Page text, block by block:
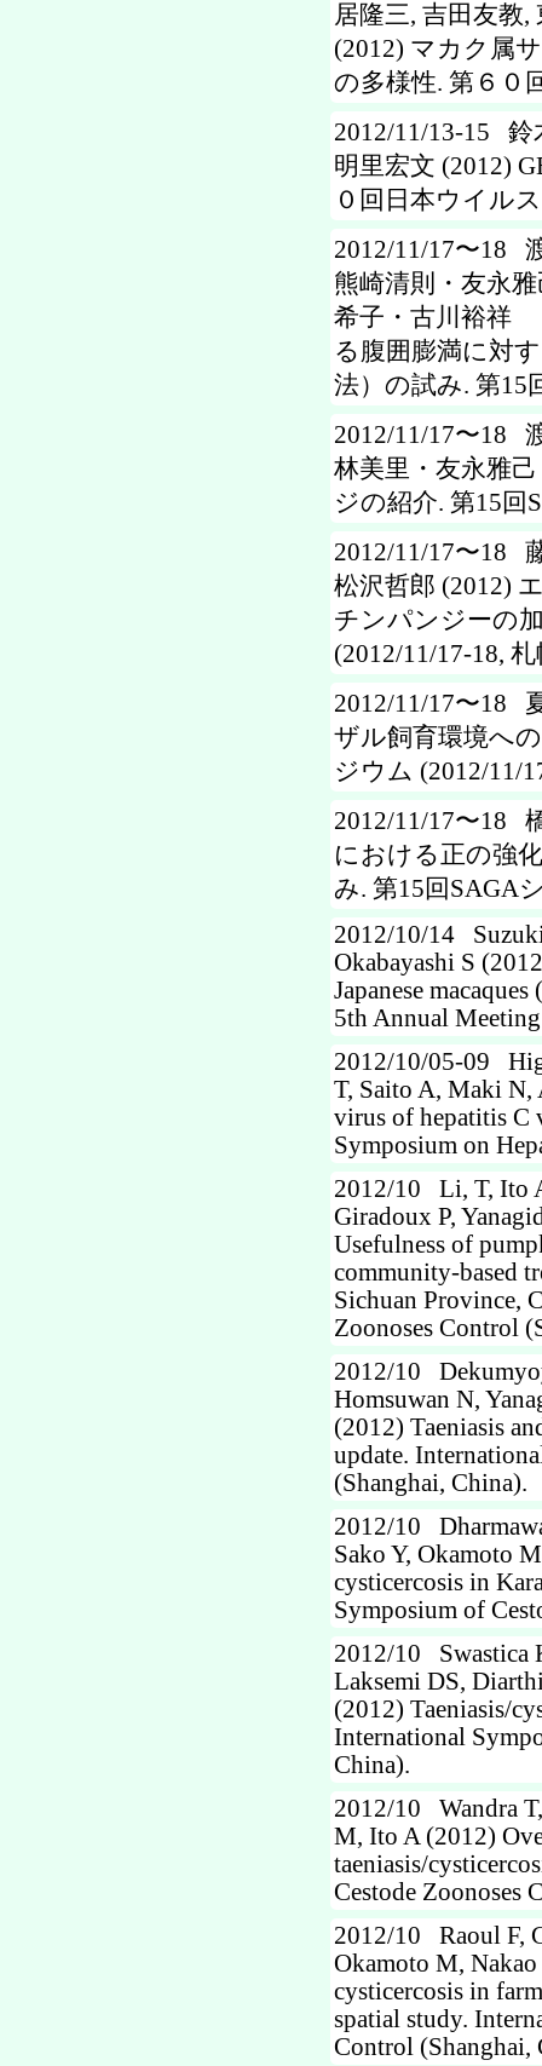
居隆三, 吉田友教,
(2012) マカク属
の多様性. 第６０
2012/11/13-15 鈴
明里宏文 (2012)
０回日本ウイル
2012/11/17〜18
熊崎清則・友永
希子・古川裕祥
る腹囲膨満に対
法）の試み. 第15
2012/11/17〜18
林美里・友永雅
ジの紹介. 第15回
2012/11/17〜18
松沢哲郎 (2012)
チンパンジーの
(2012/11/17-18, 札
2012/11/17〜18
ザル飼育環境へ
ジウム (2012/11/
2012/11/17〜18
における正の強
み. 第15回SAGA
2012/10/14
Okabayashi S
Japanese
5th Annual
2012/10/05-09
T, Saito A, Maki N,
virus of hepatitis C
Symposium on
2012/10 Li, T, Ito
Giradoux P,
Usefulness of
community-based
Sichuan Province,
Zoonoses Control
2012/10
Homsuwan N,
(2012) Taeniasis
update.
(Shanghai, China).
2012/10
Sako Y, Okamoto
cysticercosis in
Symposium of
2012/10 Swastica
Laksemi DS,
(2012) Taeniasis/
International
China).
2012/10 Wandra
M, Ito A (2012)
taeniasis/
Cestode Zoonoses
2012/10 Raoul F,
Okamoto M,
cysticercosis in
spatial study.
Control (Shanghai,